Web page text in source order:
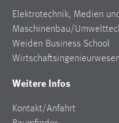
Elektrotechnik, Medien
Maschinenbau/
Weiden Business School
Weitere Infos
Kontakt/Anfahrt